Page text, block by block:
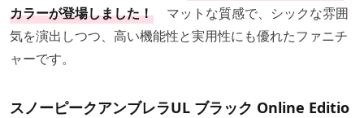
カラーが登場しました！ マットな質感で、シックな雰囲
気を演出しつつ、高い機能性と実用性にも優れたファニチ
ャーです。
スノーピークアンブレラUL ブラック Online Editio